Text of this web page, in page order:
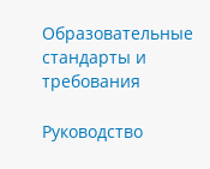
Образовательные
стандарты и
требования
Руководство